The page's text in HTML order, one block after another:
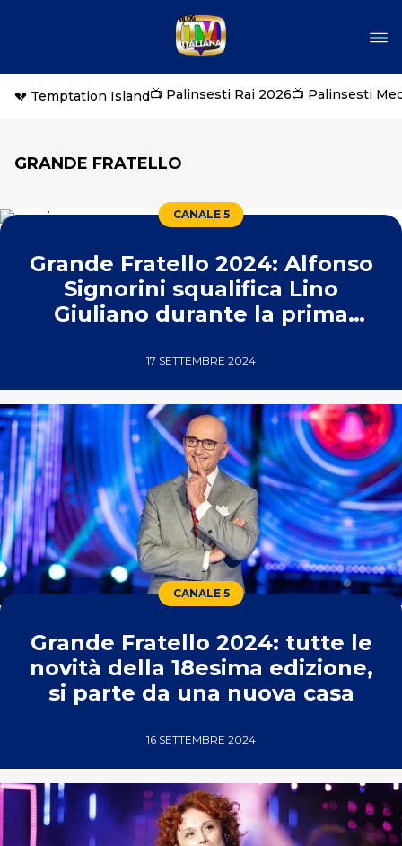
💔 Temptation Island📺 Palinsesti Rai 2026📺 Palinsesti
GRANDE FRATELLO
CANALE 5
Grande Fratello 2024: Alfonso
Signorini squalifica Lino
Giuliano durante la prima
17 SETTEMBRE 2024
CANALE 5
Grande Fratello 2024: tutte le
novità della 18esima edizione,
si parte da una nuova casa
16 SETTEMBRE 2024